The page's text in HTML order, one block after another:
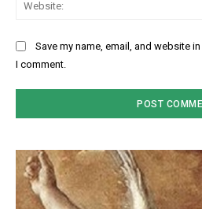
Save my name, email, and website
I comment.